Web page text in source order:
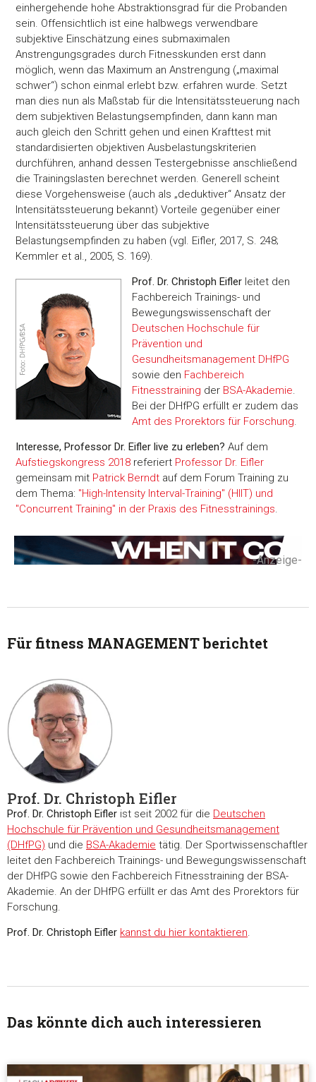
Zustimmung Details Über
Diese Webseite verwendet Cookies
unsere Partner für soziale Medien, Werbung und Analysen
weiteren Daten zusammen, die Sie ihnen bereitgestellt
die sie im Rahmen Ihrer Nutzung der Dienste gesammelt
Einwilligungsauswahl
Notwendig
Präferenzen
Statistiken
Marketing
einhergehende hohe Abstraktionsgrad für die Probanden
sein. Offensichtlich ist eine halbwegs verwendbare
subjektive Einschätzung eines submaximalen
Anstrengungsgrades durch Fitnesskunden erst dann
möglich, wenn das Maximum an Anstrengung („maximal
schwer“) schon einmal erlebt bzw. erfahren wurde. Setzt
man dies nun als Maßstab für die Intensitätssteuerung nach
dem subjektiven Belastungsempfinden, dann kann man
auch gleich den Schritt gehen und einen Krafttest mit
standardisierten objektiven Ausbelastungskriterien
durchführen, anhand dessen Testergebnisse anschließend
die Trainingslasten berechnet werden. Generell scheint
diese Vorgehensweise (auch als „deduktiver“ Ansatz der
Intensitätssteuerung bekannt) Vorteile gegenüber einer
Intensitätssteuerung über das subjektive
Belastungsempfinden zu haben (vgl. Eifler, 2017, S. 248;
Kemmler et al., 2005, S. 169).
Prof. Dr. Christoph Eifler leitet den
Fachbereich Trainings- und
Bewegungswissenschaft der
Deutschen Hochschule für
Prävention und
Gesundheitsmanagement DHfPG
sowie den Fachbereich
Fitnesstraining der BSA-Akademie.
Bei der DHfPG erfüllt er zudem das
Amt des Prorektors für Forschung.
Interesse, Professor Dr. Eifler live zu erleben? Auf dem
Aufstiegskongress 2018 referiert Professor Dr. Eifler
gemeinsam mit Patrick Berndt auf dem Forum Training zu
dem Thema: "High-Intensity Interval-Training" (HIIT) und
"Concurrent Training" in der Praxis des Fitnesstrainings.
-Anzeige-
Für fitness MANAGEMENT berichtet
Prof. Dr. Christoph Eifler
Prof. Dr. Christoph Eifler ist seit 2002 für die Deutschen
Hochschule für Prävention und Gesundheitsmanagement
(DHfPG) und die BSA-Akademie tätig. Der Sportwissenschaftler
leitet den Fachbereich Trainings- und Bewegungswissenschaft
der DHfPG sowie den Fachbereich Fitnesstraining der BSA-
Akademie. An der DHfPG erfüllt er das Amt des Prorektors für
Forschung.
Prof. Dr. Christoph Eifler kannst du hier kontaktieren.
Das könnte dich auch interessieren